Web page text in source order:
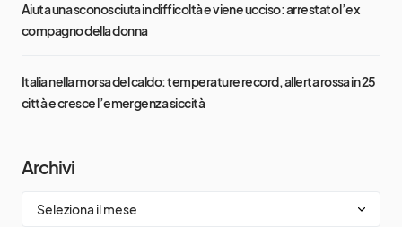
Aiuta una sconosciuta in difficoltà e viene ucciso: arrestato l’ex
compagno della donna
Italia nella morsa del caldo: temperature record, allerta rossa in 25
città e cresce l’emergenza siccità
Archivi